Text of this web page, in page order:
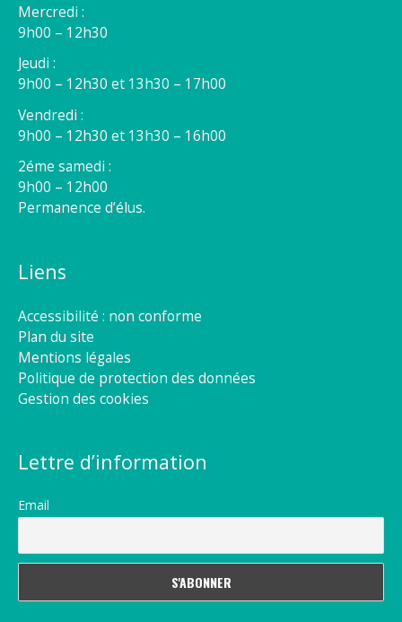
Mercredi :
9h00 – 12h30
Jeudi :
9h00 – 12h30 et 13h30 – 17h00
Vendredi :
9h00 – 12h30 et 13h30 – 16h00
2éme samedi :
9h00 – 12h00
Permanence d’élus.
Liens
Accessibilité : non conforme
Plan du site
Mentions légales
Politique de protection des données
Gestion des cookies
Lettre d’information
Email